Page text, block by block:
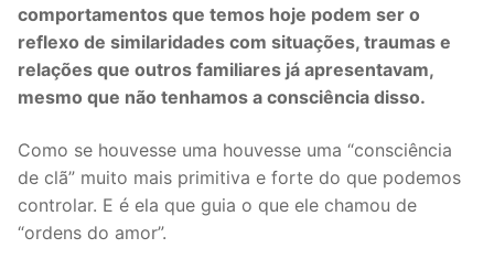
comportamentos que temos hoje podem ser o
reflexo de similaridades com situações, traumas e
relações que outros familiares já apresentavam,
mesmo que não tenhamos a consciência disso.
Como se houvesse uma houvesse uma “consciência
de clã” muito mais primitiva e forte do que podemos
controlar. E é ela que guia o que ele chamou de
“ordens do amor”.